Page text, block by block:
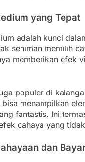
yang Tepat
adalah kunci
seniman memilih
memberikan efek
populer di
menampilkan
fantastis. Ini
cahaya yang
dan